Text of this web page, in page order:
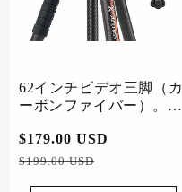
62インチビデオ三脚（カ
ーボンファイバー）。X-
通
常
$179.00 USD
$199.00 USD